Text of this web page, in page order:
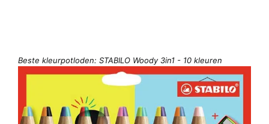
Beste kleurpotloden: STABILO Woody 3in1 - 10 kleuren